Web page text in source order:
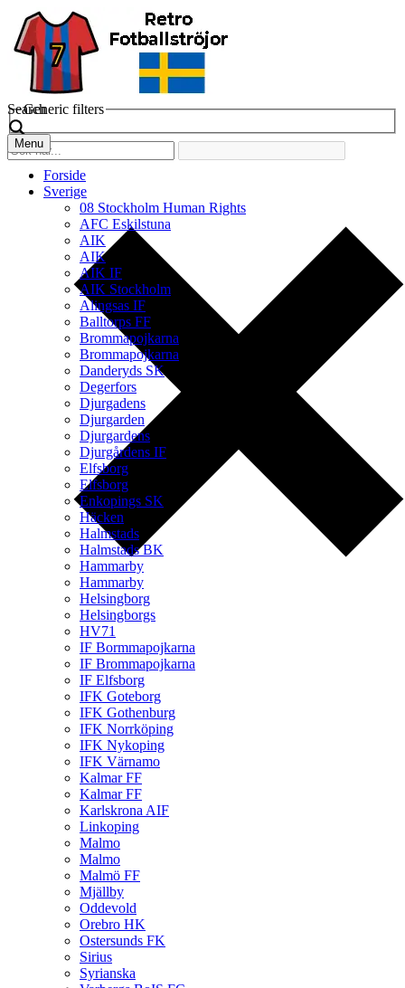
Search
Generic filters
Menu
Forside
Sverige
08 Stockholm Human Rights
AFC Eskilstuna
AIK
AIK
AIK IF
AIK Stockholm
Alingsas IF
Balltorps FF
Brommapojkarna
Brommapojkarna
Danderyds SK
Degerfors
Djurgadens
Djurgarden
Djurgardens
Djurgårdens IF
Elfsborg
Elfsborg
Enkopings SK
Häcken
Halmstads
Halmstads BK
Hammarby
Hammarby
Helsingborg
Helsingborgs
HV71
IF Bormmapojkarna
IF Brommapojkarna
IF Elfsborg
IFK Goteborg
IFK Gothenburg
IFK Norrköping
IFK Nykoping
IFK Värnamo
Kalmar FF
Kalmar FF
Karlskrona AIF
Linkoping
Malmo
Malmo
Malmö FF
Mjällby
Oddevold
Orebro HK
Ostersunds FK
Sirius
Syrianska